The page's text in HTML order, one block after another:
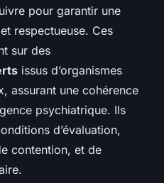
pour garantir une
respectueuse. Ces
sur des
issus d’organismes
assurant une cohérence
psychiatrique. Ils
d’évaluation,
contention, et de